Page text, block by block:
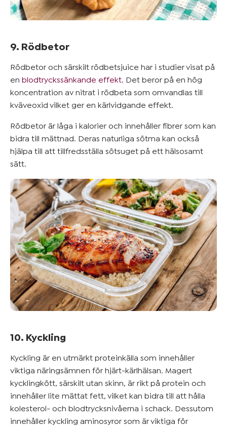
9. Rödbetor
Rödbetor och särskilt rödbetsjuice har i studier visat på
en blodtryckssänkande effekt. Det beror på en hög
koncentration av nitrat i rödbeta som omvandlas till
kväveoxid vilket ger en kärlvidgande effekt.
Rödbetor är låga i kalorier och innehåller fibrer som kan
bidra till mättnad. Deras naturliga sötma kan också
hjälpa till att tillfredsställa sötsuget på ett hälsosamt
sätt.
10. Kyckling
Kyckling är en utmärkt proteinkälla som innehåller
viktiga näringsämnen för hjärt-kärlhälsan. Magert
kycklingkött, särskilt utan skinn, är rikt på protein och
innehåller lite mättat fett, vilket kan bidra till att hålla
kolesterol- och blodtrycksnivåerna i schack. Dessutom
innehåller kyckling aminosyror som är viktiga för